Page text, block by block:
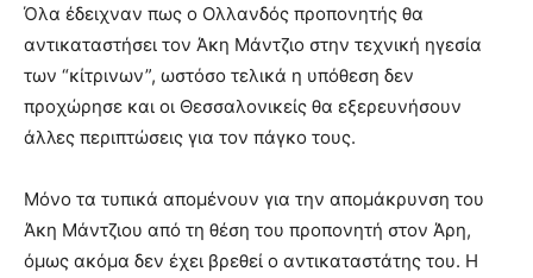
Όλα έδειχναν πως ο Ολλανδός προπονητής θα
αντικαταστήσει τον Άκη Μάντζιο στην τεχνική ηγεσία
των “κίτρινων”, ωστόσο τελικά η υπόθεση δεν
προχώρησε και οι Θεσσαλονικείς θα εξερευνήσουν
άλλες περιπτώσεις για τον πάγκο τους.
Μόνο τα τυπικά απομένουν για την απομάκρυνση του
Άκη Μάντζιου από τη θέση του προπονητή στον Άρη,
όμως ακόμα δεν έχει βρεθεί ο αντικαταστάτης του. Η